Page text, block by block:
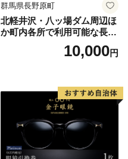
群馬県長野原町
北軽井沢・八ッ場ダム周辺ほ
か町内各所で利用可能な長野
原町ふるさと感謝券（3,000
円分）【トラベル 観光 旅行
10,000円